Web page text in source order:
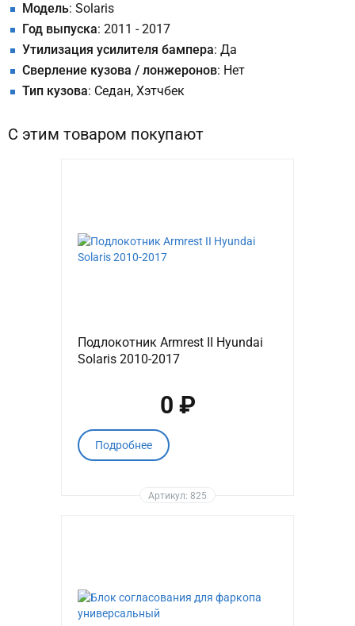
Модель: Solaris
Год выпуска: 2011 - 2017
Утилизация усилителя бампера: Да
Сверление кузова / лонжеронов: Нет
Тип кузова: Седан, Хэтчбек
С этим товаром покупают
Подлокотник Armrest II Hyundai
Solaris 2010-2017
0 ₽
Подробнее
Артикул: 825